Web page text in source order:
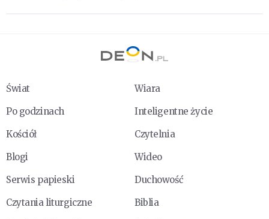
Świat
Wiara
Po godzinach
Inteligentne życie
Kościół
Czytelnia
Blogi
Wideo
Serwis papieski
Duchowość
Czytania liturgiczne
Biblia